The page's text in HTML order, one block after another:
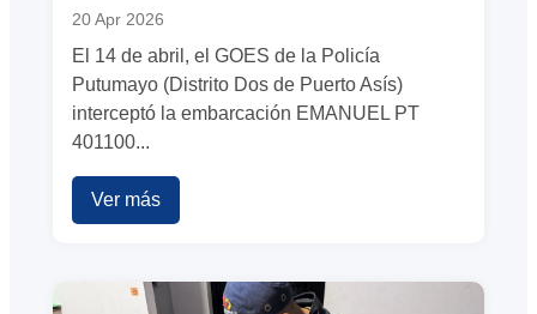
20 Apr 2026
El 14 de abril, el GOES de la Policía
Putumayo (Distrito Dos de Puerto Asís)
interceptó la embarcación EMANUEL PT
401100...
Ver más